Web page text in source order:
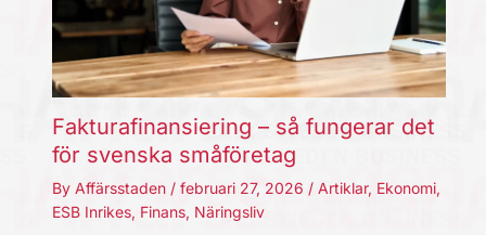
Fakturafinansiering – så fungerar det
för svenska småföretag
By Affärsstaden / februari 27, 2026 / Artiklar, Ekonomi,
ESB Inrikes, Finans, Näringsliv